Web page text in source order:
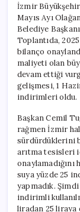
İzmir Büyükşehir
Mayıs Ayı
Belediye
Toplantıda,
bilanço
maliyeti olan
devam ettiği
gelişmesi, 1
indirimleri oldu.
Başkan Cemil
rağmen İzmir
sürdürdüklerini
arıtma tesisleri
suya yüzde 25
yapmadık.
indirimli
liradan 25